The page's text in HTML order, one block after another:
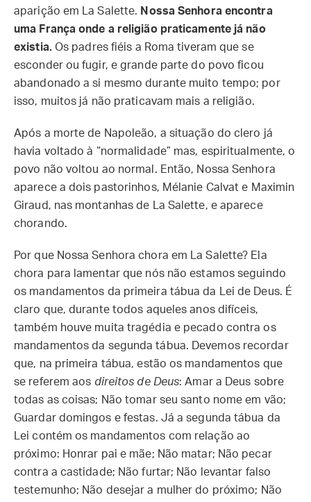
aparição em La Salette. Nossa Senhora encontra
uma França onde a religião praticamente já não
existia. Os padres fiéis a Roma tiveram que se
esconder ou fugir, e grande parte do povo ficou
abandonado a si mesmo durante muito tempo; por
isso, muitos já não praticavam mais a religião.
Após a morte de Napoleão, a situação do clero já
havia voltado à “normalidade” mas, espiritualmente, o
povo não voltou ao normal. Então, Nossa Senhora
aparece a dois pastorinhos, Mélanie Calvat e Maximin
Giraud, nas montanhas de La Salette, e aparece
chorando.
Por que Nossa Senhora chora em La Salette? Ela
chora para lamentar que nós não estamos seguindo
os mandamentos da primeira tábua da Lei de Deus. É
claro que, durante todos aqueles anos difíceis,
também houve muita tragédia e pecado contra os
mandamentos da segunda tábua. Devemos recordar
que, na primeira tábua, estão os mandamentos que
se referem aos direitos de Deus: Amar a Deus sobre
todas as coisas; Não tomar seu santo nome em vão;
Guardar domingos e festas. Já a segunda tábua da
Lei contém os mandamentos com relação ao
próximo: Honrar pai e mãe; Não matar; Não pecar
contra a castidade; Não furtar; Não levantar falso
testemunho; Não desejar a mulher do próximo; Não